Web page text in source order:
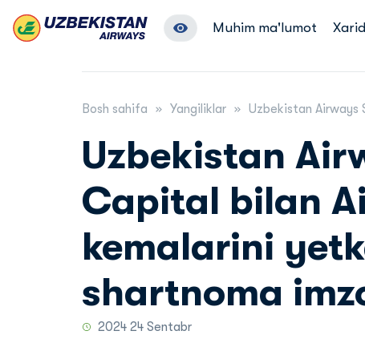
Muhim ma'lumot
Bosh sahifa Yangiliklar Uzbekistan Airways
Uzbekistan
Capital bilan
kemalarini
shartnoma
2024 24 Sentabr